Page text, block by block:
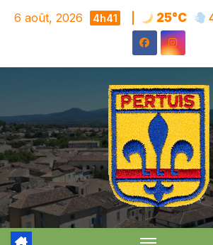
Skip
6 août, 2026 4h41 25°C